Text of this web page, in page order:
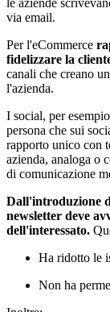
le aziende
via email.
Per l'eCommerce
fidelizzare la
canali che creano
l'azienda.
I social, per
persona che sui
rapporto unico con
azienda, analoga o
di comunicazione
Dall'introduzione
newsletter deve
dell'interessato.
Ha ridotto le
Non ha